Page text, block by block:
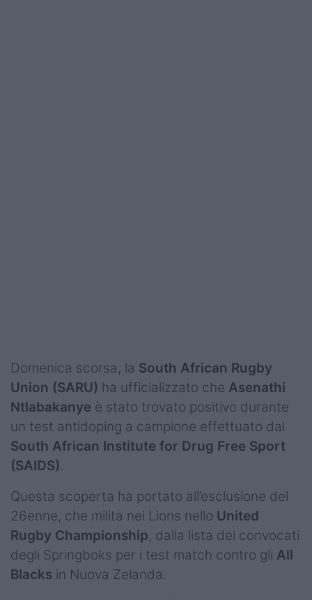
Domenica scorsa, la South African Rugby
Union (SARU) ha ufficializzato che Asenathi
Ntlabakanye è stato trovato positivo durante
un test antidoping a campione effettuato dal
South African Institute for Drug Free Sport
(SAIDS).
Questa scoperta ha portato all’esclusione del
26enne, che milita nei Lions nello United
Rugby Championship, dalla lista dei convocati
degli Springboks per i test match contro gli All
Blacks in Nuova Zelanda.